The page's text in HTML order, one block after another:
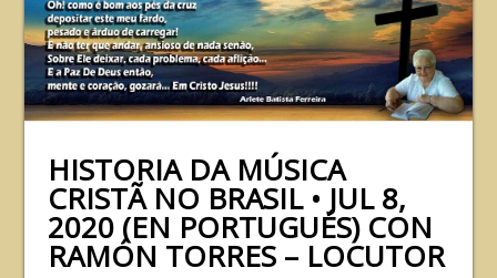
HISTORIA DA MÚSICA
CRISTÃ NO BRASIL • JUL 8,
2020 (EN PORTUGUÉS) CON
RAMÓN TORRES – LOCUTOR